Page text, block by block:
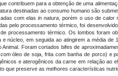
contribuem para a obtenção de uma
destinadas ao consumo humano são
com elasin natura , porém o uso de
pelo processamento térmico, foi
processamento térmico. Os lombos foram
núcleo, em seguida ao atingirem a média
Animal. Foram cortados bifes de
óleo de soja, frita com banha de porco) e
e aterogênicos da carne em relação ao
que preserve as melhores características